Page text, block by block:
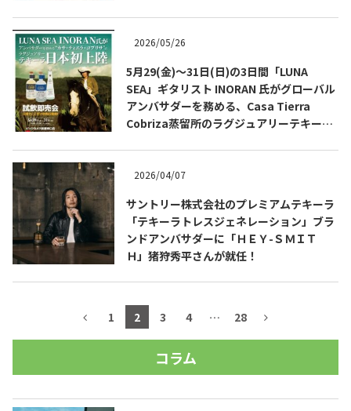
2026/05/26
5月29(金)～31日(日)の3日間「LUNA
SEA」ギタリスト INORAN 氏がグローバル
アンバサダーを務める、Casa Tierra
Cobriza蒸留所のラグジュアリーテキーラ
2026/04/07
サントリー株式会社のプレミアムテキーラ
「テキーラトレスジェネレーション」ブラ
ンドアンバサダーに「ＨＥＹ-ＳＭＩＴ
Ｈ」猪狩秀平さんが就任！
1 2 3 4 … 28
コラム